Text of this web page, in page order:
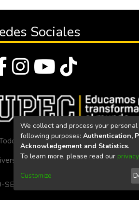
Sociales
los derechos reservados 2023
Politécnica Estatal del Carchi
SE-33-CACES-2020
We collect and process your
following purposes: Authentication,
Acknowledgement and Statistics.
To learn more, please read our
Customize